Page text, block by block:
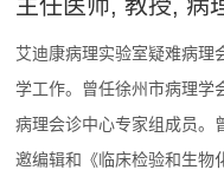
主任医师, 教授, 病
艾迪康病理实验室疑难病理
学工作。曾任徐州市病理学
病理会诊中心专家组成员。
邀编辑和《临床检验和生物